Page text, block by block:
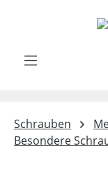
Zum Hauptinhalt
Schrauben
Besondere